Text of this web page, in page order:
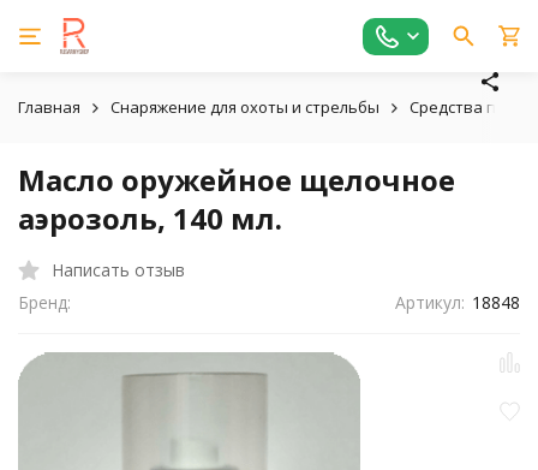
Главная Снаряжение для охоты и стрельбы Средства по
Масло оружейное щелочное
аэрозоль, 140 мл.
Написать отзыв
Бренд:
Артикул: 18848